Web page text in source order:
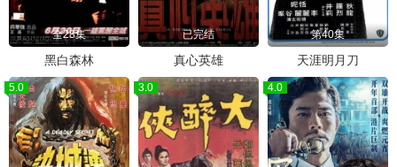
全28集
黑白森林
已完结
真心英雄
第40集
天涯明月刀
5.0 3.0 4.0